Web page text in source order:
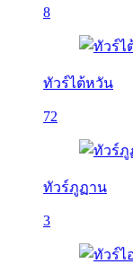
8
ทัวร์ไต้หวัน
72
ทัวร์ภูฏาน
3